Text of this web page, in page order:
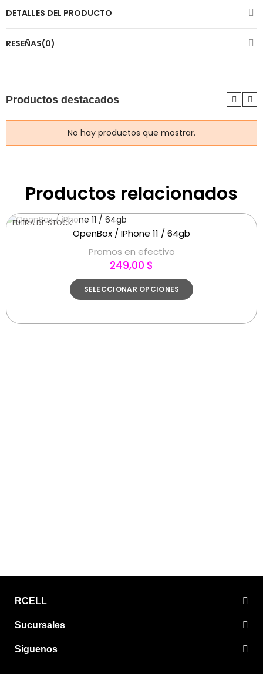
DETALLES DEL PRODUCTO
RESEÑAS(0)
Productos destacados
No hay productos que mostrar.
Productos relacionados
FUERA DE STOCK
OpenBox / IPhone 11 / 64gb
Promos en efectivo
249,00 $
SELECCIONAR OPCIONES
RCELL
Sucursales
Síguenos